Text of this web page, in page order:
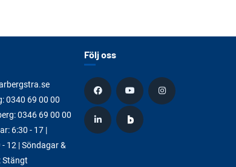
0340 69 00 00
0346 69 00 00
6:30 - 17 |
12 | Söndagar &
Stängt
Följ oss